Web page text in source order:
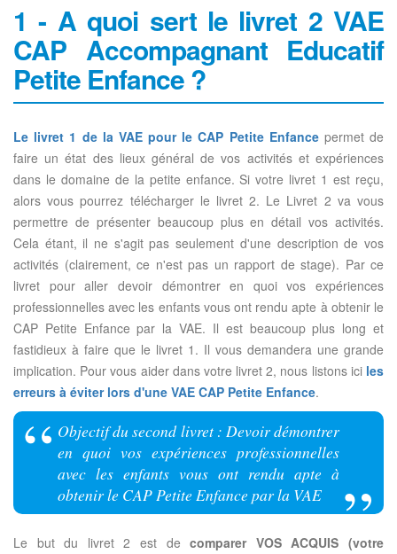
1 - A quoi sert le livret 2 VAE
CAP Accompagnant Educatif
Petite Enfance ?
Le livret 1 de la VAE pour le CAP Petite Enfancepermet de
faire un état des lieux général de vos activités et expériences
dans le domaine de la petite enfance. Si votre livret 1 est reçu,
alors vous pourrez télécharger le livret 2. Le Livret 2 va vous
permettre de présenter beaucoup plus en détail vos activités.
Cela étant, il ne s'agit pas seulement d'une description de vos
activités (clairement, ce n'est pas un rapport de stage). Par ce
livret pour aller devoir démontrer en quoi vos expériences
professionnelles avec les enfants vous ont rendu apte à obtenir le
CAP Petite Enfance par la VAE. Il est beaucoup plus long et
fastidieux à faire que le livret 1. Il vous demandera une grande
implication. Pour vous aider dans votre livret 2, nous listons ici les
erreurs à éviter lors d'une VAE CAP Petite Enfance.
Objectif du second livret : Devoir démontrer
en quoi vos expériences professionnelles
avec les enfants vous ont rendu apte à
obtenir le CAP Petite Enfance par la VAE
Le but du livret 2 est decomparer VOS ACQUIS (votre